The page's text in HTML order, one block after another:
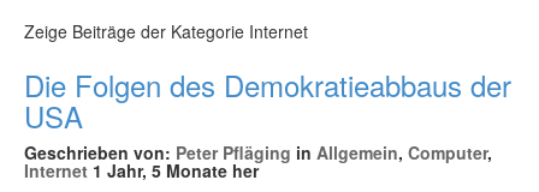
Zeige Beiträge der Kategorie Internet
Die Folgen des Demokratieabbaus der
USA
Geschrieben von: Peter Pfläging in Allgemein, Computer,
Internet 1 Jahr, 5 Monate her